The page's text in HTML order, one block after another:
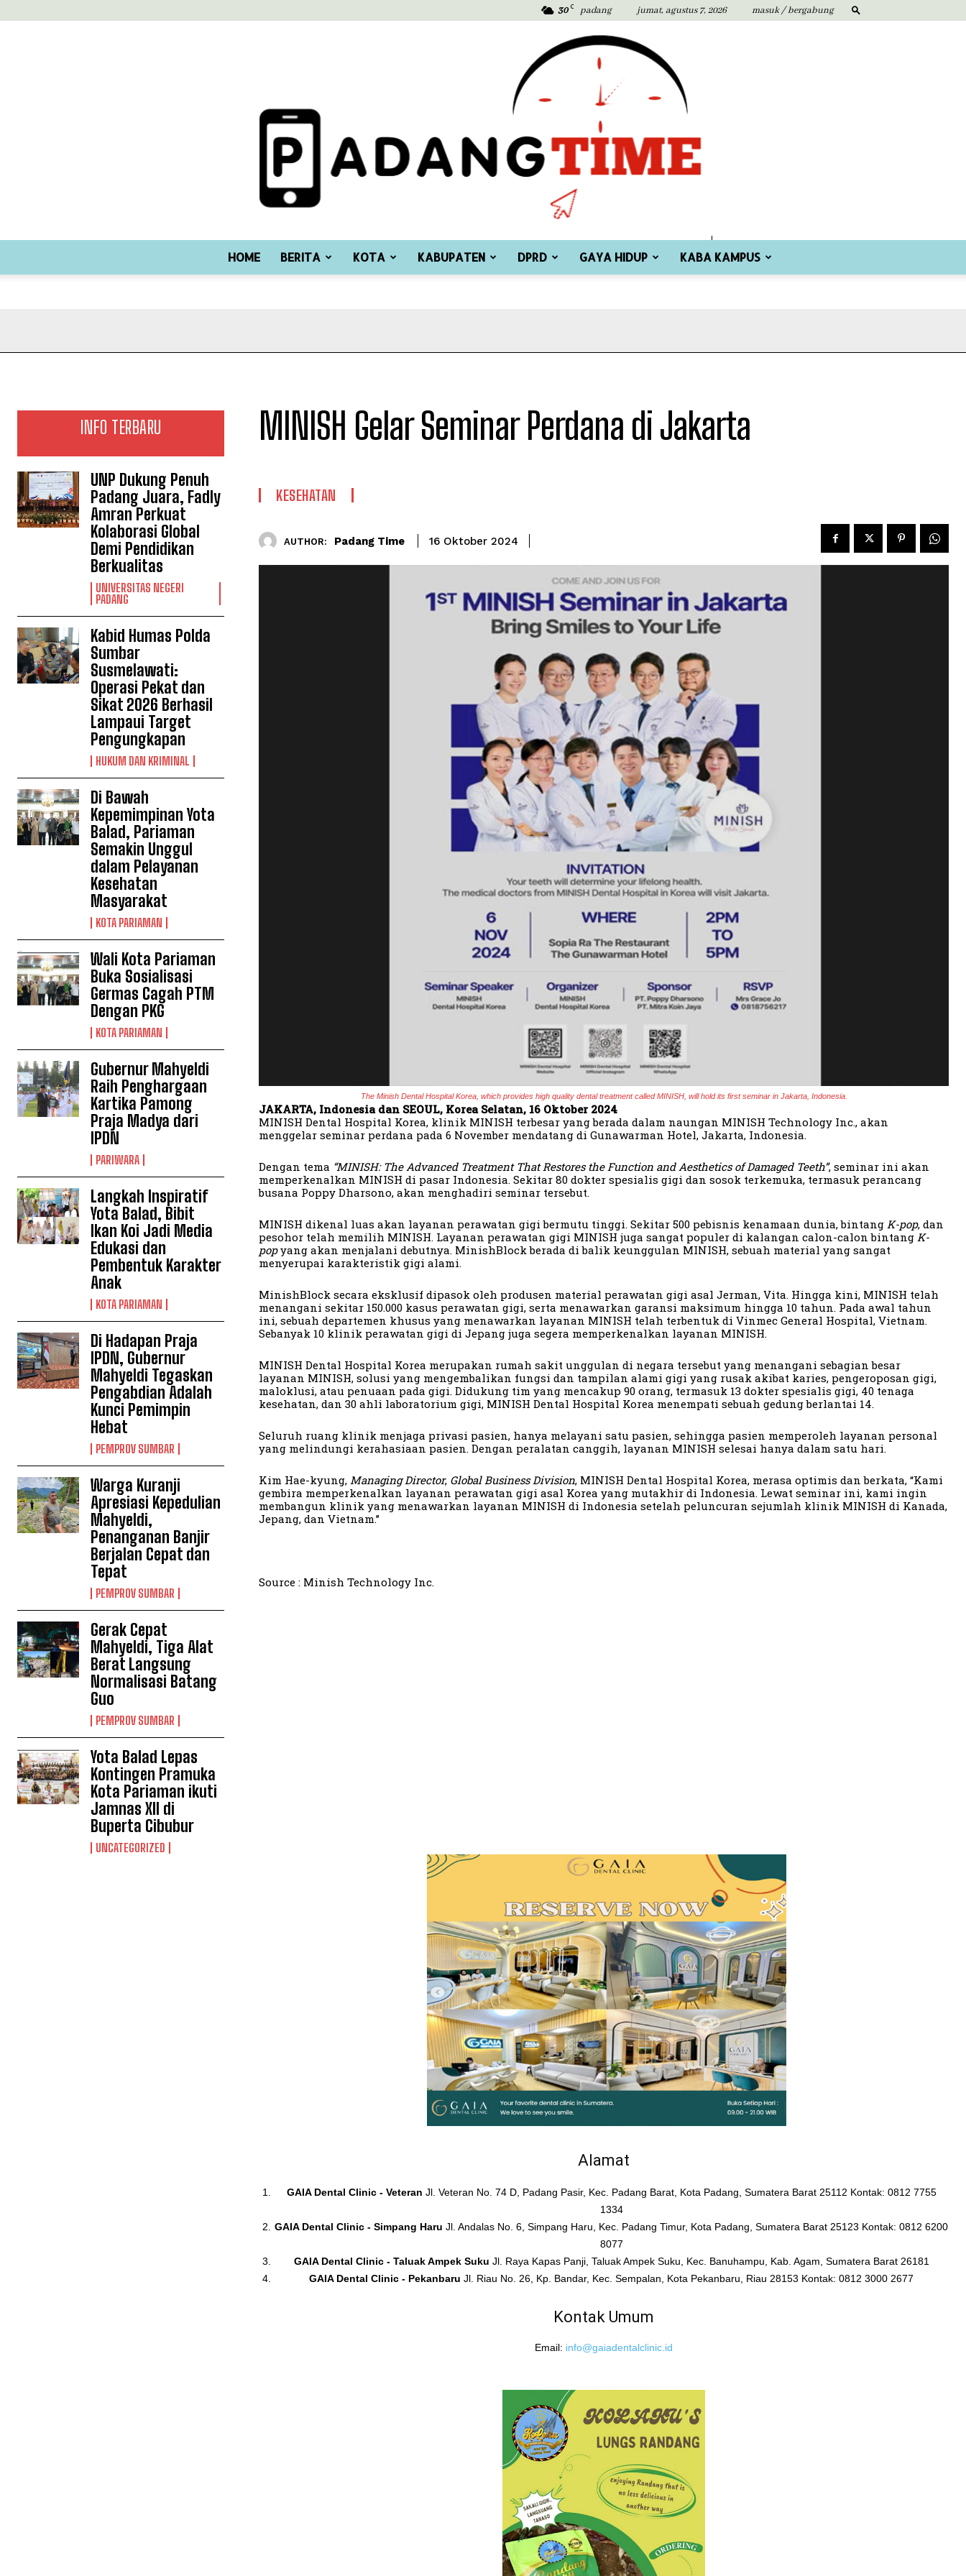
30 C padang jumat, agustus 7, 2026 masuk / bergabung
HOME BERITA KOTA KABUPATEN DPRD GAYA HIDUP KABA KAMPUS
INFO TERBARU
UNP Dukung Penuh
Padang Juara, Fadly
Amran Perkuat
Kolaborasi Global
Demi Pendidikan
Berkualitas
UNIVERSITAS NEGERI
PADANG
Kabid Humas Polda
Sumbar
Susmelawati:
Operasi Pekat dan
Sikat 2026 Berhasil
Lampaui Target
Pengungkapan
HUKUM DAN KRIMINAL
Di Bawah
Kepemimpinan Yota
Balad, Pariaman
Semakin Unggul
dalam Pelayanan
Kesehatan
Masyarakat
KOTA PARIAMAN
Wali Kota Pariaman
Buka Sosialisasi
Germas Cagah PTM
Dengan PKG
KOTA PARIAMAN
Gubernur Mahyeldi
Raih Penghargaan
Kartika Pamong
Praja Madya dari
IPDN
PARIWARA
Langkah Inspiratif
Yota Balad, Bibit
Ikan Koi Jadi Media
Edukasi dan
Pembentuk Karakter
Anak
KOTA PARIAMAN
Di Hadapan Praja
IPDN, Gubernur
Mahyeldi Tegaskan
Pengabdian Adalah
Kunci Pemimpin
Hebat
PEMPROV SUMBAR
Warga Kuranji
Apresiasi Kepedulian
Mahyeldi,
Penanganan Banjir
Berjalan Cepat dan
Tepat
PEMPROV SUMBAR
Gerak Cepat
Mahyeldi, Tiga Alat
Berat Langsung
Normalisasi Batang
Guo
PEMPROV SUMBAR
Yota Balad Lepas
Kontingen Pramuka
Kota Pariaman ikuti
Jamnas XII di
Buperta Cibubur
UNCATEGORIZED
MINISH Gelar Seminar Perdana di Jakarta
KESEHATAN
AUTHOR: Padang Time 16 Oktober 2024
The Minish Dental Hospital Korea, which provides high quality dental treatment called MINISH, will hold its first seminar in Jakarta, Indonesia.
JAKARTA, Indonesia dan SEOUL, Korea Selatan, 16 Oktober 2024
MINISH Dental Hospital Korea, klinik MINISH terbesar yang berada dalam naungan MINISH Technology Inc., akan
menggelar seminar perdana pada 6 November mendatang di Gunawarman Hotel, Jakarta, Indonesia.
Dengan tema “MINISH: The Advanced Treatment That Restores the Function and Aesthetics of Damaged Teeth”, seminar ini akan
memperkenalkan MINISH di pasar Indonesia. Sekitar 80 dokter spesialis gigi dan sosok terkemuka, termasuk perancang
busana Poppy Dharsono, akan menghadiri seminar tersebut.
MINISH dikenal luas akan layanan perawatan gigi bermutu tinggi. Sekitar 500 pebisnis kenamaan dunia, bintang K-pop, dan
pesohor telah memilih MINISH. Layanan perawatan gigi MINISH juga sangat populer di kalangan calon-calon bintang K-
popyang akan menjalani debutnya. MinishBlock berada di balik keunggulan MINISH, sebuah material yang sangat
menyerupai karakteristik gigi alami.
MinishBlock secara eksklusif dipasok oleh produsen material perawatan gigi asal Jerman, Vita. Hingga kini, MINISH telah
menangani sekitar 150.000 kasus perawatan gigi, serta menawarkan garansi maksimum hingga 10 tahun. Pada awal tahun
ini, sebuah departemen khusus yang menawarkan layanan MINISH telah terbentuk di Vinmec General Hospital, Vietnam.
Sebanyak 10 klinik perawatan gigi di Jepang juga segera memperkenalkan layanan MINISH.
MINISH Dental Hospital Korea merupakan rumah sakit unggulan di negara tersebut yang menangani sebagian besar
layanan MINISH, solusi yang mengembalikan fungsi dan tampilan alami gigi yang rusak akibat karies, pengeroposan gigi,
maloklusi, atau penuaan pada gigi. Didukung tim yang mencakup 90 orang, termasuk 13 dokter spesialis gigi, 40 tenaga
kesehatan, dan 30 ahli laboratorium gigi, MINISH Dental Hospital Korea menempati sebuah gedung berlantai 14.
Seluruh ruang klinik menjaga privasi pasien, hanya melayani satu pasien, sehingga pasien memperoleh layanan personal
yang melindungi kerahasiaan pasien. Dengan peralatan canggih, layanan MINISH selesai hanya dalam satu hari.
Kim Hae-kyung, Managing Director, Global Business Division, MINISH Dental Hospital Korea, merasa optimis dan berkata, “Kami
gembira memperkenalkan layanan perawatan gigi asal Korea yang mutakhir di Indonesia. Lewat seminar ini, kami ingin
membangun klinik yang menawarkan layanan MINISH di Indonesia setelah peluncuran sejumlah klinik MINISH di Kanada,
Jepang, dan Vietnam.”
Source : Minish Technology Inc.
Alamat
GAIA Dental Clinic - Veteran Jl. Veteran No. 74 D, Padang Pasir, Kec. Padang Barat, Kota Padang, Sumatera Barat 25112 Kontak: 0812 7755
1334
GAIA Dental Clinic - Simpang Haru Jl. Andalas No. 6, Simpang Haru, Kec. Padang Timur, Kota Padang, Sumatera Barat 25123 Kontak: 0812 6200
8077
GAIA Dental Clinic - Taluak Ampek Suku Jl. Raya Kapas Panji, Taluak Ampek Suku, Kec. Banuhampu, Kab. Agam, Sumatera Barat 26181
GAIA Dental Clinic - Pekanbaru Jl. Riau No. 26, Kp. Bandar, Kec. Sempalan, Kota Pekanbaru, Riau 28153 Kontak: 0812 3000 2677
Kontak Umum
Email: info@gaiadentalclinic.id